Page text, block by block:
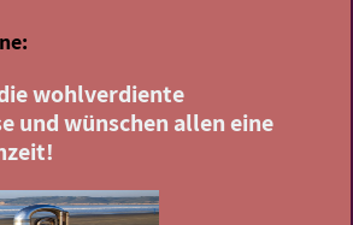
wohlverdiente
und wünschen allen eine